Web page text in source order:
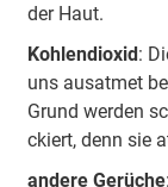
der Haut.
Koh­len­di­oxid:
uns aus­at­met
Grund wer­den
ckiert, denn sie
an­de­re Ge­rü­che